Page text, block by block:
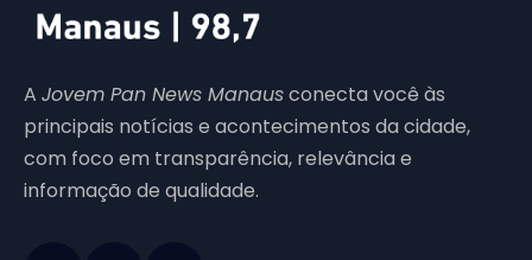
A Jovem Pan News Manausconecta você às
principais notícias e acontecimentos da cidade,
com foco em transparência, relevância e
informação de qualidade.